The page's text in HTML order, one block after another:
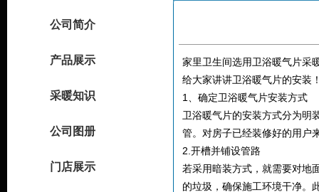
公司简介
产品展示
采暖知识
公司图册
门店展示
家里卫生间选用卫浴暖气片采
给大家讲讲卫浴暖气片的安装
1、确定卫浴暖气片安装方式
卫浴暖气片的安装方式分为明
管。对房子已经装修好的用户
2.开槽并铺设管路
若采用暗装方式，就需要对地
的垃圾，确保施工环境干净。